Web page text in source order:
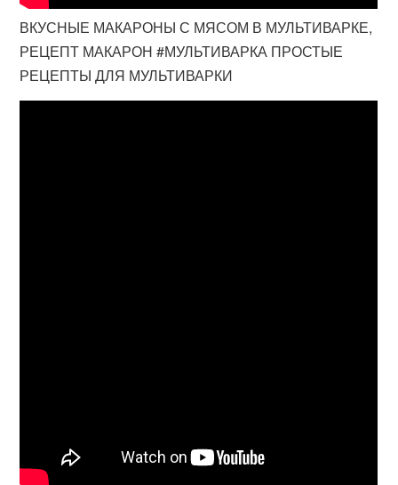
ВКУСНЫЕ МАКАРОНЫ С МЯСОМ В МУЛЬТИВАРКЕ,
РЕЦЕПТ МАКАРОН #МУЛЬТИВАРКА ПРОСТЫЕ
РЕЦЕПТЫ ДЛЯ МУЛЬТИВАРКИ